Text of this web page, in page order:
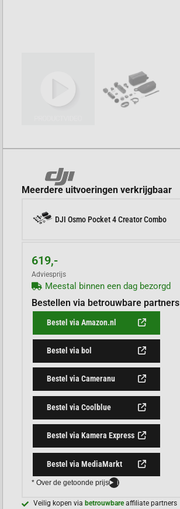
Meerdere uitvoeringen verkrijgbaar
DJI Osmo Pocket 4 Creator Combo
619,-
Adviesprijs
Meestal binnen een dag bezorgd
Bestellen via betrouwbare partners
Bestel via Amazon.nl
Bestel via bol
Bestel via Cameranu
Bestel via Coolblue
Bestel via Kamera Express
Bestel via MediaMarkt
* Over de getoonde prijs i
Veilig kopen viabetrouwbareaffiliate partners